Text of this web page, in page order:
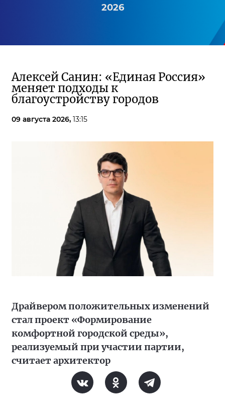
2026
Алексей Санин: «Единая Россия»
меняет подходы к
благоустройству городов
09 августа 2026, 13:15
Драйвером положительных изменений
стал проект «Формирование
комфортной городской среды»,
реализуемый при участии партии,
считает архитектор